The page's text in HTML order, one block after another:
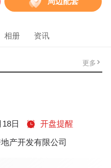
相册 资讯
更多
日
开盘提醒
产开发有限公司